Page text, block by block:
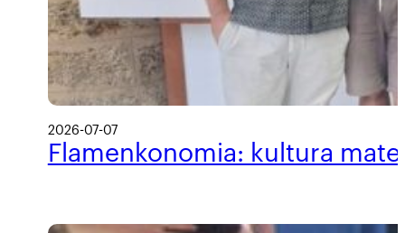
2026-07-07
Flamenkonomia: kultura